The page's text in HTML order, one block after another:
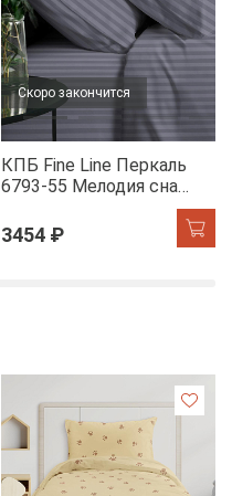
Скоро закончится
КПБ Fine Line Перкаль
6793-55 Мелодия сна
3454 ₽